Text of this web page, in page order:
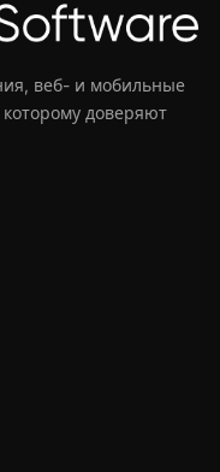
веб- и мобильные
доверяют